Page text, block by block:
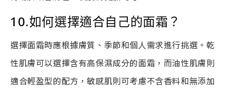
10.如何選擇適合自己的面霜？
選擇面霜時應根據膚質、季節和個人需求進行挑選。乾
性肌膚可以選擇含有高保濕成分的面霜，而油性肌膚則
適合輕盈型的配方，敏感肌則可考慮不含香料和無添加